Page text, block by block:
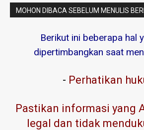
MOHON DIBACA SEBELUM MENULIS
Berikut ini beberapa hal
dipertimbangkan saat
- Perhatikan
Pastikan informasi yang
legal dan tidak